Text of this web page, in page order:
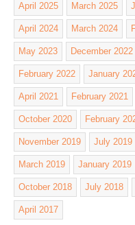
April 2025 March 2025
April 2024 March 2024
May 2023 December 2022
February 2022 January
April 2021 February 2021
October 2020 February
November 2019 July 2019
March 2019 January 2019
October 2018 July 2018
April 2017